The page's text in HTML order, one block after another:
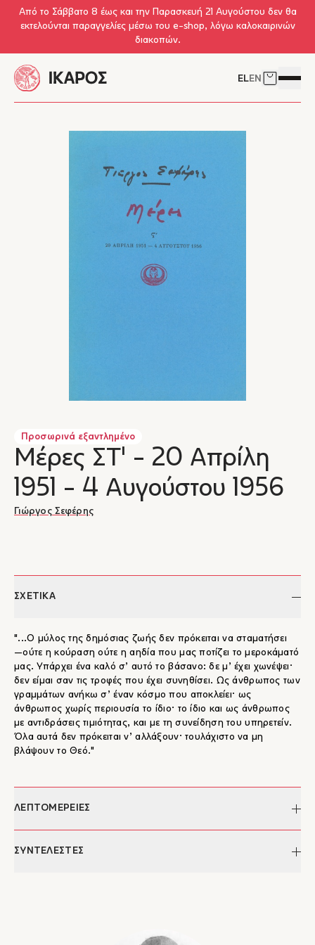
Skip to main content
Από το Σάββατο 8 έως και την Παρασκευή 21 Αυγούστου δεν θα
εκτελούνται παραγγελίες μέσω του e-shop, λόγω καλοκαιρινών
διακοπών.
ELEN Δείτε το
Προσωρινά εξαντλημένο
Μέρες ΣΤ' - 20 Απρίλη
1951 - 4 Αυγούστου 1956
Γιώργος Σεφέρης
ΣΧΕΤΙΚΑ
"...Ο μύλος της δημόσιας ζωής δεν πρόκειται να σταματήσει
―ούτε η κούραση ούτε η αηδία που μας ποτίζει το μεροκάματό
μας. Υπάρχει ένα καλό σ’ αυτό το βάσανο: δε μ’ έχει χωνέψει·
δεν είμαι σαν τις τροφές που έχει συνηθίσει. Ως άνθρωπος των
γραμμάτων ανήκω σ’ έναν κόσμο που αποκλείει· ως
άνθρωπος χωρίς περιουσία το ίδιο· το ίδιο και ως άνθρωπος
με αντιδράσεις τιμιότητας, και με τη συνείδηση του υπηρετείν.
Όλα αυτά δεν πρόκειται ν’ αλλάξουν· τουλάχιστο να μη
βλάψουν το Θεό."
ΛΕΠΤΟΜΕΡΕΙΕΣ
Συγγραφέας:
Βιβλία, Βιογραφίες & Προσωπικές
ΣΥΝΤΕΛΕΣΤΕΣ
Στυλιανού και της Δέσπως Σεφεριάδη (το γένος Τενεκίδη). Ο